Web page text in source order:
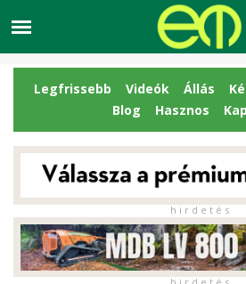
Legfrissebb Videók Állás
Blog
Hasznos
h i r d e t é s